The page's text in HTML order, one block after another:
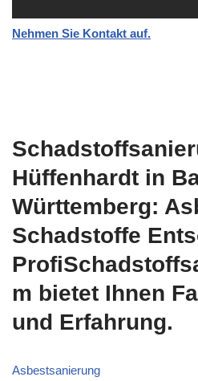
Nehmen Sie Kontakt auf.
Hüffenhardt in
Württemberg:
Schadstoffe
m bietet Ihnen
und Erfahrung.
Asbestsanierung